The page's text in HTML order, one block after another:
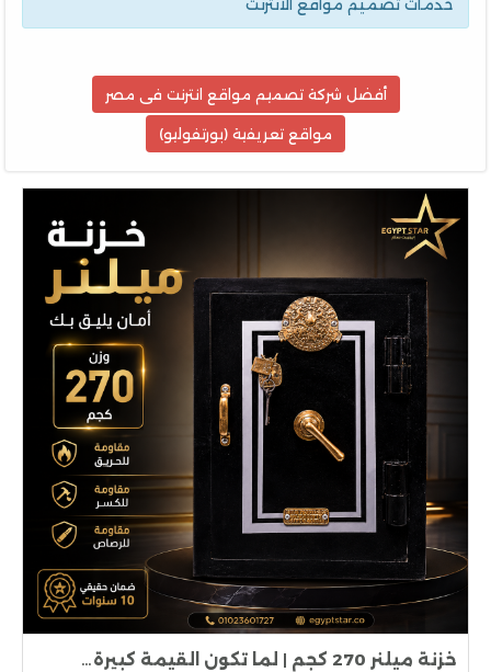
أفضل شركة تصميم مواقع انترنت فى مصر
مواقع تعريفية (بورتفوليو)
خزنة ميلنر 270 كجم | لما تكون القيمة كبيرة…